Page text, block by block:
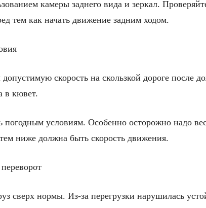
камеры заднего вида и зеркал.
тем как начать движение задним ходом.
скорость на скользкой дороге после
в кювет.
погодным условиям. Особенно осторожно надо
ниже должна быть скорость движения.
сверх нормы. Из-за перегрузки нарушилась